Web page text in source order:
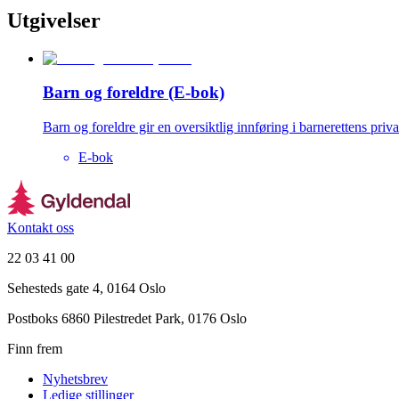
Utgivelser
Barn og foreldre (E-bok)
Barn og foreldre gir en oversiktlig innføring i barnerettens
E-bok
Kontakt oss
22 03 41 00
Sehesteds gate 4, 0164 Oslo
Postboks 6860 Pilestredet Park, 0176 Oslo
Finn frem
Nyhetsbrev
Ledige stillinger